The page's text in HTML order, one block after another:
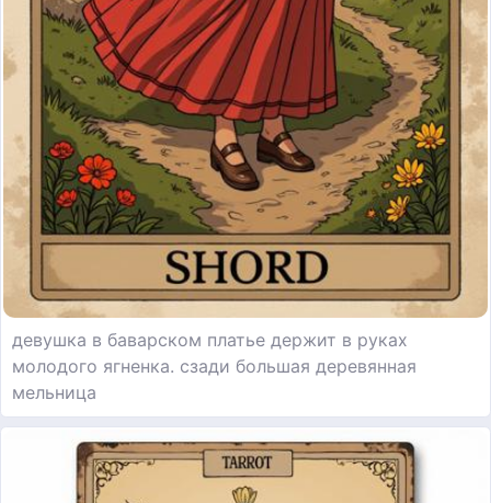
девушка в баварском платье держит в руках
молодого ягненка. сзади большая деревянная
мельница